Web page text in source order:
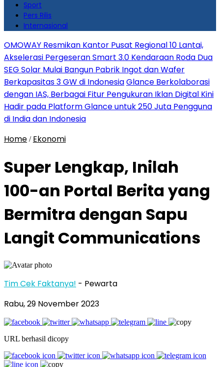
Sport
Pers Rilis
Internasional
OMOWAY Resmikan Kantor Pusat Regional 10 Lantai,
Akselerasi Pergeseran Smart 3.0 Kendaraan Roda Dua
SEG Solar Mulai Bangun Pabrik Ingot dan Wafer
Berkapasitas 3 GW di IndonesiaGlance Berkolaborasi
dengan IAS, Berbagai Fitur Pengukuran Iklan Digital Kini
Hadir pada Platform Glance untuk 250 Juta Pengguna
di India dan Indonesia
Home / Ekonomi
Super Lengkap, Inilah
100-an Portal Berita yang
Bermitra dengan Sapu
Langit Communications
Tim Cek Faktanya! - Pewarta
Rabu, 29 November 2023
URL berhasil dicopy